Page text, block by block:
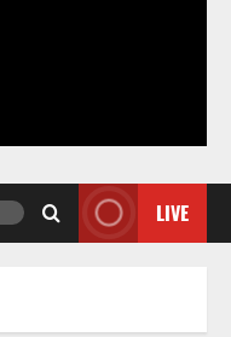
LIVE